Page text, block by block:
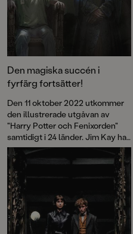
Den magiska succén i
fyrfärg fortsätter!
Den 11 oktober 2022 utkommer
den illustrerade utgåvan av
"Harry Potter och Fenixorden"
samtidigt i 24 länder. Jim Kay har
arbetat med boken i mer än två år
och under arbetets gång blev
det uppenbart att det var dags att
bjuda in en gästillustratör till
trollkarlsvärlden. Den gästen
blev Neil Packer – en etablerad
och mångsidig illustratör och
Jims nära vän.